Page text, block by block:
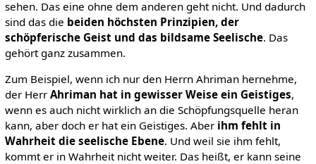
sehen. Das eine ohne dem anderen geht nicht. Und dadurch
sind das die beiden höchsten Prinzipien, der
schöpferische Geist und das bildsame Seelische. Das
gehört ganz zusammen.
Zum Beispiel, wenn ich nur den Herrn Ahriman hernehme,
der Herr Ahriman hat in gewisser Weise ein Geistiges,
wenn es auch nicht wirklich an die Schöpfungsquelle heran
kann, aber doch er hat ein Geistiges. Aber ihm fehlt in
Wahrheit die seelische Ebene. Und weil sie ihm fehlt,
kommt er in Wahrheit nicht weiter. Das heißt, er kann seine